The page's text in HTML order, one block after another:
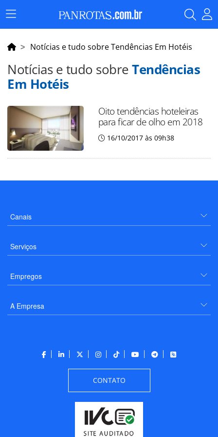
Menu
Principal
Notícias e tudo sobre Tendências Em Hotéis
Notícias e tudo sobreTendências
Em Hotéis
Oito tendências hoteleiras
para ficar de olho em 2018
16/10/2017 às 09h38
Canais
Serviços
Empregos
A Empresa
CONTATO